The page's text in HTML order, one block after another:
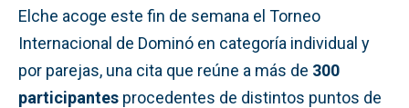
Elche acoge este fin de semana el Torneo
Internacional de Dominó en categoría individual y
por parejas, una cita que reúne a más de 300
participantes procedentes de distintos puntos de